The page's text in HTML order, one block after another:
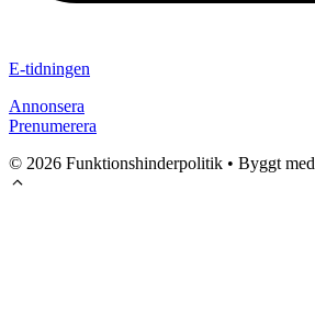
E-tidningen
Annonsera
Prenumerera
© 2026 Funktionshinderpolitik • Byggt med